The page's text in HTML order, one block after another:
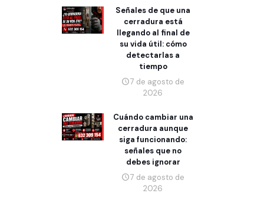
Señales de que una
cerradura está
llegando al final de
su vida útil: cómo
detectarlas a
tiempo
7 de agosto de
2026
Cuándo cambiar una
cerradura aunque
siga funcionando:
señales que no
debes ignorar
7 de agosto de
2026